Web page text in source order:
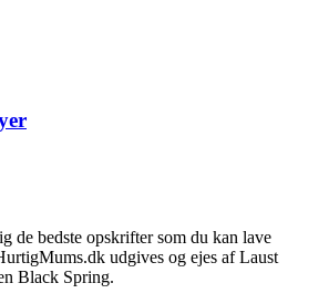
de bedste opskrifter som du kan lave
udgives og ejes af Laust
Black Spring.